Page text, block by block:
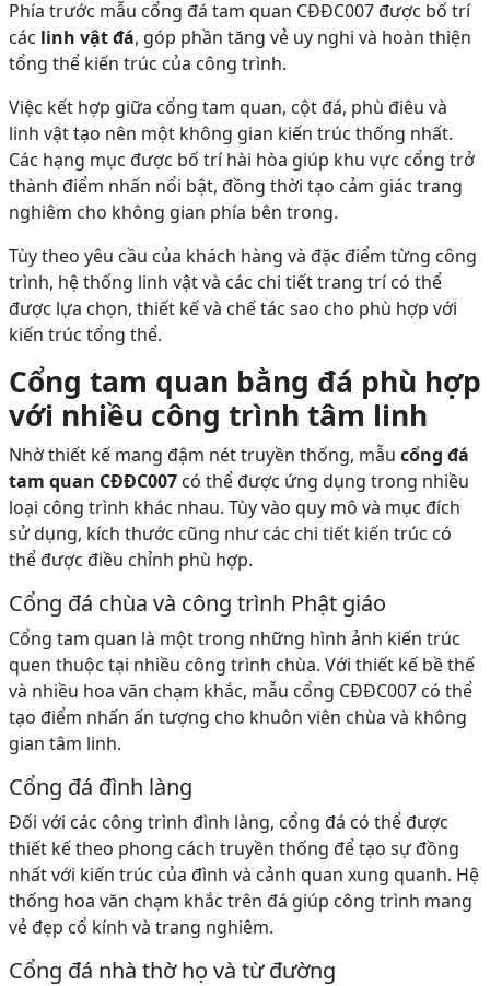
Phía trước mẫu cổng đá tam quan CĐĐC007 được bố trí
các linh vật đá, góp phần tăng vẻ uy nghi và hoàn thiện
tổng thể kiến trúc của công trình.
Việc kết hợp giữa cổng tam quan, cột đá, phù điêu và
linh vật tạo nên một không gian kiến trúc thống nhất.
Các hạng mục được bố trí hài hòa giúp khu vực cổng trở
thành điểm nhấn nổi bật, đồng thời tạo cảm giác trang
nghiêm cho không gian phía bên trong.
Tùy theo yêu cầu của khách hàng và đặc điểm từng công
trình, hệ thống linh vật và các chi tiết trang trí có thể
được lựa chọn, thiết kế và chế tác sao cho phù hợp với
kiến trúc tổng thể.
Cổng tam quan bằng đá phù hợp
với nhiều công trình tâm linh
Nhờ thiết kế mang đậm nét truyền thống, mẫu cổng đá
tam quan CĐĐC007 có thể được ứng dụng trong nhiều
loại công trình khác nhau. Tùy vào quy mô và mục đích
sử dụng, kích thước cũng như các chi tiết kiến trúc có
thể được điều chỉnh phù hợp.
Cổng đá chùa và công trình Phật giáo
Cổng tam quan là một trong những hình ảnh kiến trúc
quen thuộc tại nhiều công trình chùa. Với thiết kế bề thế
và nhiều hoa văn chạm khắc, mẫu cổng CĐĐC007 có thể
tạo điểm nhấn ấn tượng cho khuôn viên chùa và không
gian tâm linh.
Cổng đá đình làng
Đối với các công trình đình làng, cổng đá có thể được
thiết kế theo phong cách truyền thống để tạo sự đồng
nhất với kiến trúc của đình và cảnh quan xung quanh. Hệ
thống hoa văn chạm khắc trên đá giúp công trình mang
vẻ đẹp cổ kính và trang nghiêm.
Cổng đá nhà thờ họ và từ đường